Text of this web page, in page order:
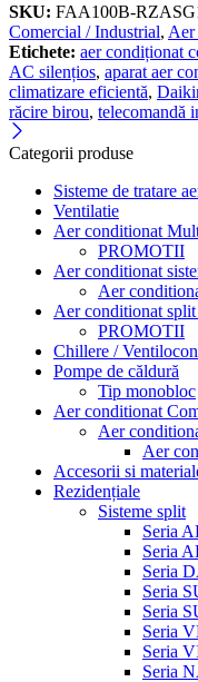
SKU: FAA100B-
Comercial / Industrial, Aer
Etichete: aer condiționat
AC silențios, aparat aer
climatizare eficientă,
răcire birou, telecomandă
Categorii produse
Sisteme de tratare
Ventilatie
Aer conditionat
PROMOTII
Aer conditionat
Aer
Aer conditionat
PROMOTII
Chillere /
Pompe de căldură
Tip monobloc
Aer conditionat
Aer
Aer
Accesorii si
Rezidențiale
Sisteme split
Seria
Seria
Seria
Seria
Seria
Seria
Seria
Seria